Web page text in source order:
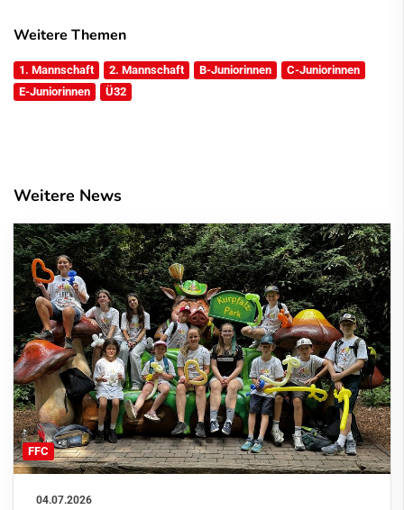
Weitere Themen
1. Mannschaft 2. Mannschaft B-Juniorinnen
C-Juniorinnen
E-Juniorinnen
Ü32
Weitere News
FFC
04.07.2026